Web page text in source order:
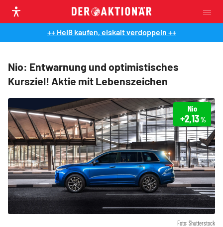
++ Heiß kaufen, eiskalt verdoppeln ++
Nio: Entwarnung und optimistisches
Kursziel! Aktie mit Lebenszeichen
Foto: Shutterstock
Nio
+2,13%